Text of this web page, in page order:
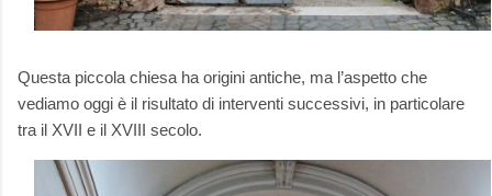
Questa piccola chiesa ha origini antiche, ma l’aspetto che
vediamo oggi è il risultato di interventi successivi, in particolare
tra il XVII e il XVIII secolo.